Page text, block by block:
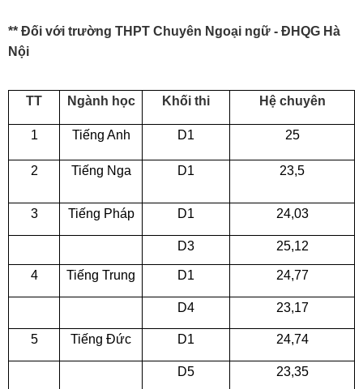
** Đối với trường THPT Chuyên Ngoại ngữ - ĐHQG Hà
Nội
TT Ngành học Khối thi Hệ chuyên
1 Tiếng Anh D1 25
2 Tiếng Nga D1 23,5
3 Tiếng Pháp D1 24,03
D3 25,12
4 Tiếng Trung D1 24,77
D4 23,17
5 Tiếng Đức D1 24,74
D5 23,35